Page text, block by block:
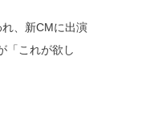
、新CMに出演
「これが欲し